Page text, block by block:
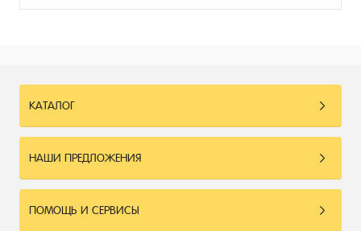
КАТАЛОГ
НАШИ ПРЕДЛОЖЕНИЯ
ПОМОЩЬ И СЕРВИСЫ